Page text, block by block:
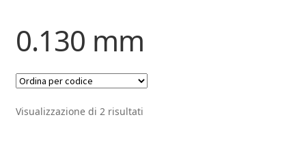
0.130 mm
Visualizzazione di 2 risultati